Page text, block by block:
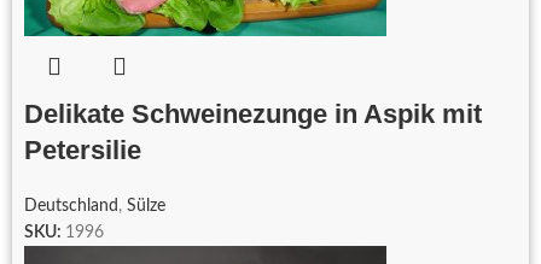
Delikate Schweinezunge in Aspik mit
Petersilie
Deutschland , Sülze
SKU: 1996